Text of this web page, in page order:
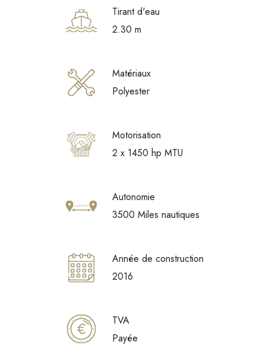
Tirant d'eau
2.30 m
Matériaux
Polyester
Motorisation
2 x 1450 hp MTU
Autonomie
3500 Miles nautiques
Année de construction
2016
TVA
Payée